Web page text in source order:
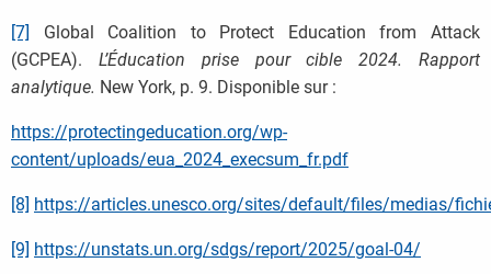
[7]
Global Coalition to Protect Education from Attack
(GCPEA). L’Éducation prise pour cible 2024. Rapport
analytique. New York, p. 9. Disponible sur :
https://protectingeducation.org/wp-
content/uploads/eua_2024_execsum_fr.pdf
[8] https://articles.unesco.org/sites/default/files/medias/
[9] https://unstats.un.org/sdgs/report/2025/goal-04/